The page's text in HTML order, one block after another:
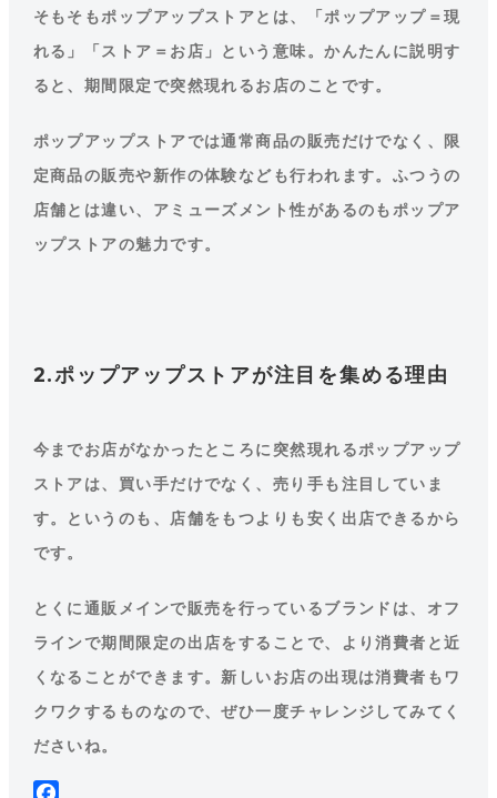
そもそもポップアップストアとは、「ポップアップ＝現
れる」「ストア＝お店」という意味。かんたんに説明す
ると、期間限定で突然現れるお店のことです。
ポップアップストアでは通常商品の販売だけでなく、限
定商品の販売や新作の体験なども行われます。ふつうの
店舗とは違い、アミューズメント性があるのもポップア
ップストアの魅力です。
2.ポップアップストアが注目を集める理由
今までお店がなかったところに突然現れるポップアップ
ストアは、買い手だけでなく、売り手も注目していま
す。というのも、店舗をもつよりも安く出店できるから
です。
とくに通販メインで販売を行っているブランドは、オフ
ラインで期間限定の出店をすることで、より消費者と近
くなることができます。新しいお店の出現は消費者もワ
クワクするものなので、ぜひ一度チャレンジしてみてく
ださいね。